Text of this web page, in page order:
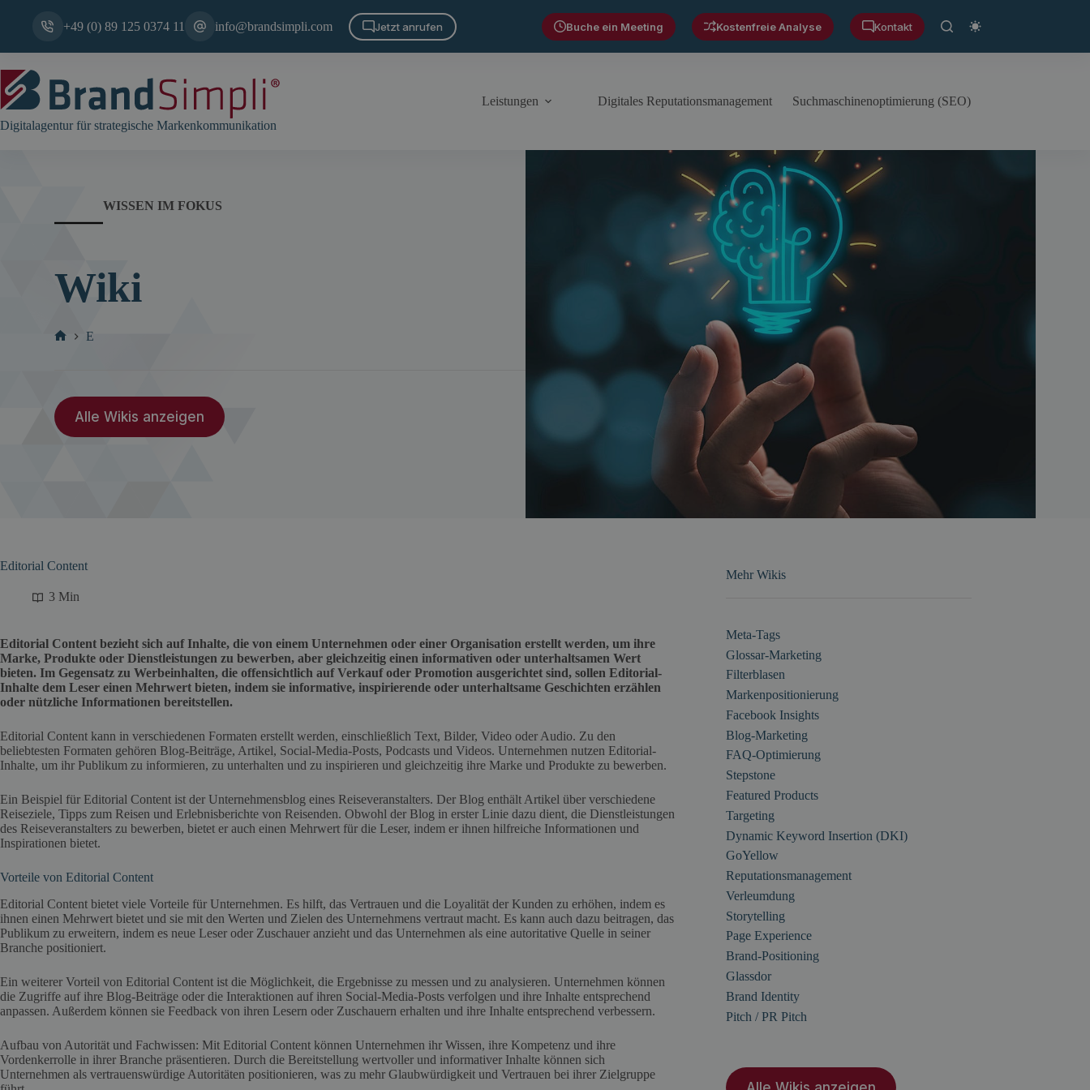
+49 (0) 89 125 0374 11 info@brandsimpli.com Jetzt anrufen Buche ein Meeting Kostenfreie Analyse Kontakt
Digitalagentur für strategische Markenkommunikation
Leistungen Digitales Reputationsmanagement Suchmaschinenoptimierung (SEO)
WISSEN IM FOKUS
Wiki
E
Alle Wikis anzeigen
Editorial Content
3 Min
Editorial Content bezieht sich auf Inhalte, die von einem Unternehmen oder einer Organisation erstellt werden, um ihre
Marke, Produkte oder Dienstleistungen zu bewerben, aber gleichzeitig einen informativen oder unterhaltsamen Wert
bieten. Im Gegensatz zu Werbeinhalten, die offensichtlich auf Verkauf oder Promotion ausgerichtet sind, sollen Editorial-
Inhalte dem Leser einen Mehrwert bieten, indem sie informative, inspirierende oder unterhaltsame Geschichten erzählen
oder nützliche Informationen bereitstellen.
Editorial Content kann in verschiedenen Formaten erstellt werden, einschließlich Text, Bilder, Video oder Audio. Zu den
beliebtesten Formaten gehören Blog-Beiträge, Artikel, Social-Media-Posts, Podcasts und Videos. Unternehmen nutzen Editorial-
Inhalte, um ihr Publikum zu informieren, zu unterhalten und zu inspirieren und gleichzeitig ihre Marke und Produkte zu bewerben.
Ein Beispiel für Editorial Content ist der Unternehmensblog eines Reiseveranstalters. Der Blog enthält Artikel über verschiedene
Reiseziele, Tipps zum Reisen und Erlebnisberichte von Reisenden. Obwohl der Blog in erster Linie dazu dient, die Dienstleistungen
des Reiseveranstalters zu bewerben, bietet er auch einen Mehrwert für die Leser, indem er ihnen hilfreiche Informationen und
Inspirationen bietet.
Vorteile von Editorial Content
Editorial Content bietet viele Vorteile für Unternehmen. Es hilft, das Vertrauen und die Loyalität der Kunden zu erhöhen, indem es
ihnen einen Mehrwert bietet und sie mit den Werten und Zielen des Unternehmens vertraut macht. Es kann auch dazu beitragen, das
Publikum zu erweitern, indem es neue Leser oder Zuschauer anzieht und das Unternehmen als eine autoritative Quelle in seiner
Branche positioniert.
Ein weiterer Vorteil von Editorial Content ist die Möglichkeit, die Ergebnisse zu messen und zu analysieren. Unternehmen können
die Zugriffe auf ihre Blog-Beiträge oder die Interaktionen auf ihren Social-Media-Posts verfolgen und ihre Inhalte entsprechend
anpassen. Außerdem können sie Feedback von ihren Lesern oder Zuschauern erhalten und ihre Inhalte entsprechend verbessern.
Aufbau von Autorität und Fachwissen: Mit Editorial Content können Unternehmen ihr Wissen, ihre Kompetenz und ihre
Vordenkerrolle in ihrer Branche präsentieren. Durch die Bereitstellung wertvoller und informativer Inhalte können sich
Unternehmen als vertrauenswürdige Autoritäten positionieren, was zu mehr Glaubwürdigkeit und Vertrauen bei ihrer Zielgruppe
Mehr Wikis
Meta-Tags
Glossar-Marketing
Filterblasen
Markenpositionierung
Facebook Insights
Blog-Marketing
FAQ-Optimierung
Stepstone
Featured Products
Targeting
Dynamic Keyword Insertion (DKI)
GoYellow
Reputationsmanagement
Verleumdung
Storytelling
Page Experience
Brand-Positioning
Glassdor
Brand Identity
Pitch / PR Pitch